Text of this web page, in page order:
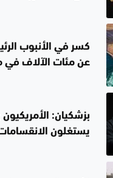
كسر في الأنبوب
عن مئات الآلاف في
بزشكيان: الأمريكيون
يستغلون